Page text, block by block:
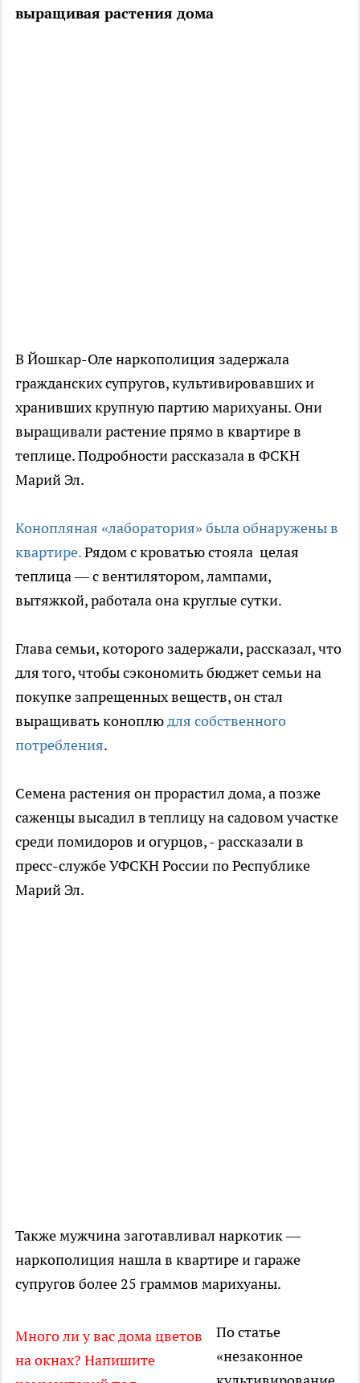
выращивая растения дома
В Йошкар-Оле наркополиция задержала
гражданских супругов, культивировавших и
хранивших крупную партию марихуаны. Они
выращивали растение прямо в квартире в
теплице. Подробности рассказала в ФСКН
Марий Эл.
Конопляная «лаборатория» была обнаружены в
квартире.Рядом с кроватью стояла целая
теплица — с вентилятором, лампами,
вытяжкой, работала она круглые сутки.
Глава семьи, которого задержали, рассказал, что
для того, чтобы сэкономить бюджет семьи на
покупке запрещенных веществ, он стал
выращивать коноплюдля собственного
потребления.
Семена растения он прорастил дома, а позже
саженцы высадил в теплицу на садовом участке
среди помидоров и огурцов, - рассказали в
пресс-службе УФСКН России по Республике
Марий Эл.
Также мужчина заготавливал наркотик —
наркополиция нашла в квартире и гараже
супругов более 25 граммов марихуаны.
Много ли у вас дома цветов
на окнах? Напишите
По статье
«незаконное